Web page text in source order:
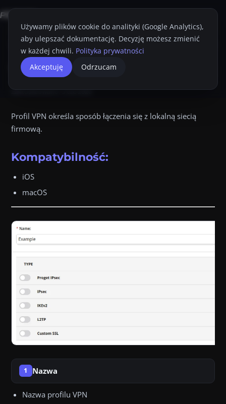
Strona główna Przewodnik Administratora
VPN.
VPN Profil VPN określa sposób łączenia się z lokalną siecią
VPN
Zaktualizowano:3 cze 2026
Profil VPN określa sposób łączenia się z lokalną siecią
firmową.
Kompatybilność:
iOS
macOS
1 Nazwa
Nazwa profilu VPN
Używamy plików cookie do analityki (Google Analytics),
aby ulepszać dokumentację. Decyzję możesz zmienić
w każdej chwili. Polityka prywatności
Akceptuję
Odrzucam